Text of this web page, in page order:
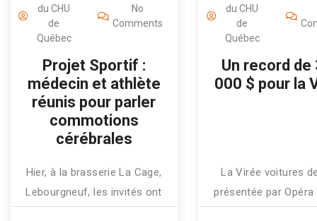
du CHU
de
Québec
No
Comments
Projet Sportif :
médecin et athlète
réunis pour parler
commotions
cérébrales
Hier, à la brasserie La Cage,
Lebourgneuf, les invités ont
du CHU
de
Québec
Un record de
000 $ pour la
La Virée voitures
présentée par Opéra